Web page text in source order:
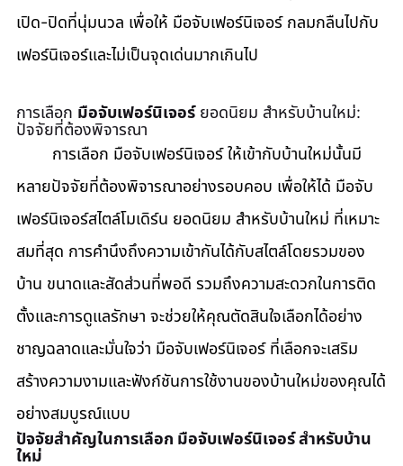
เปิด-ปิดที่นุ่มนวล เพื่อให้ มือจับเฟอร์นิเจอร์ กลมกลืนไปกับ
เฟอร์นิเจอร์และไม่เป็นจุดเด่นมากเกินไป
การเลือก มือจับเฟอร์นิเจอร์ ยอดนิยม สำหรับบ้านใหม่:
ปัจจัยที่ต้องพิจารณา
หลายปัจจัยที่ต้องพิจารณาอย่างรอบคอบ เพื่อให้ได้ มือจับ
เฟอร์นิเจอร์สไตล์โมเดิร์น ยอดนิยม สำหรับบ้านใหม่ ที่เหมาะ
สมที่สุด การคำนึงถึงความเข้ากันได้กับสไตล์โดยรวมของ
บ้าน ขนาดและสัดส่วนที่พอดี รวมถึงความสะดวกในการติด
ตั้งและการดูแลรักษา จะช่วยให้คุณตัดสินใจเลือกได้อย่าง
ชาญฉลาดและมั่นใจว่า มือจับเฟอร์นิเจอร์ ที่เลือกจะเสริม
สร้างความงามและฟังก์ชันการใช้งานของบ้านใหม่ของคุณได้
อย่างสมบูรณ์แบบ
ปัจจัยสำคัญในการเลือก มือจับเฟอร์นิเจอร์ สำหรับบ้าน
ใหม่